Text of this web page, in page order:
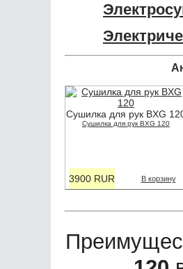
Сушилка для рук BXG
Сушилка для рук BXG 120
3900 RUR В корзину